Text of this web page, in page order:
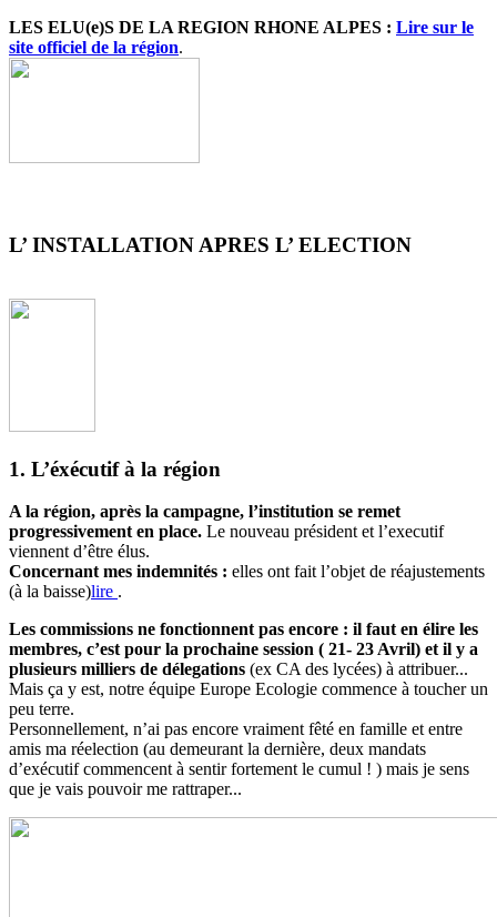
LES ELU(e)S DE LA REGION RHONE ALPES : Lire sur le
site officiel de la région.
L’ INSTALLATION APRES L’ ELECTION
1. L’éxécutif à la région
A la région, après la campagne, l’institution se remet
progressivement en place. Le nouveau président et l’executif
viennent d’être élus.
Concernant mes indemnités : elles ont fait l’objet de réajustements
(à la baisse)lire .
Les commissions ne fonctionnent pas encore : il faut en élire les
membres, c’est pour la prochaine session ( 21- 23 Avril) et il y a
plusieurs milliers de délegations (ex CA des lycées) à attribuer...
Mais ça y est, notre équipe Europe Ecologie commence à toucher un
peu terre.
Personnellement, n’ai pas encore vraiment fêté en famille et entre
amis ma réelection (au demeurant la dernière, deux mandats
d’exécutif commencent à sentir fortement le cumul ! ) mais je sens
que je vais pouvoir me rattraper...